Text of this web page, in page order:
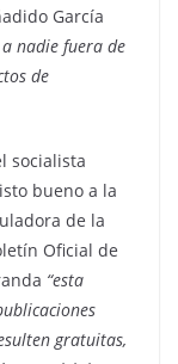
García
nadie fuera de
de
socialista
bueno a la
de la
Oficial de
“esta
gratuitas,